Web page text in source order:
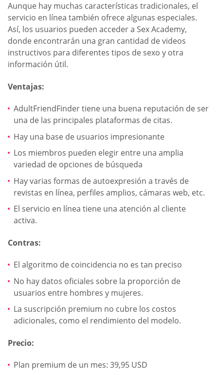
Aunque hay muchas características tradicionales, el
servicio en línea también ofrece algunas especiales.
Así, los usuarios pueden acceder a Sex Academy,
donde encontrarán una gran cantidad de videos
instructivos para diferentes tipos de sexo y otra
información útil.
Ventajas:
AdultFriendFinder tiene una buena reputación de ser
una de las principales plataformas de citas.
Hay una base de usuarios impresionante
Los miembros pueden elegir entre una amplia
variedad de opciones de búsqueda
Hay varias formas de autoexpresión a través de
revistas en línea, perfiles amplios, cámaras web, etc.
El servicio en línea tiene una atención al cliente
activa.
Contras:
El algoritmo de coincidencia no es tan preciso
No hay datos oficiales sobre la proporción de
usuarios entre hombres y mujeres.
La suscripción premium no cubre los costos
adicionales, como el rendimiento del modelo.
Precio:
Plan premium de un mes: 39,95 USD